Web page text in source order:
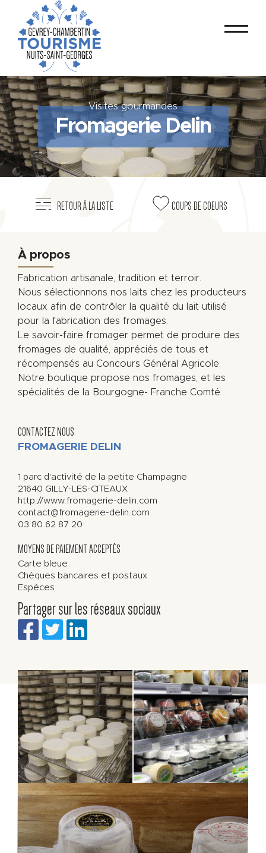
Visites gourmandes
Fromagerie Delin
RETOUR À LA LISTE COUPS DE COEURS
À propos
Fabrication artisanale, tradition et terroir.
Nous sélectionnons nos laits chez les producteurs
locaux afin de contrôler la qualité du lait utilisé
pour la fabrication des fromages.
Le savoir-faire fromager permet de produire des
fromages de qualité, appréciés de tous et
récompensés au Concours Général Agricole.
Notre boutique propose nos fromages, et les
spécialités de la Bourgogne- Franche Comté.
CONTACTEZ NOUS
FROMAGERIE DELIN
1 parc d'activité de la petite Champagne
21640 GILLY-LES-CITEAUX
http://www.fromagerie-delin.com
contact@fromagerie-delin.com
03 80 62 87 20
MOYENS DE PAIEMENT ACCEPTÉS
Carte bleue
Chèques bancaires et postaux
Espèces
Partager sur les réseaux sociaux